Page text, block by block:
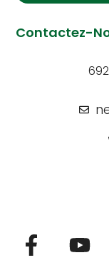
Contactez-